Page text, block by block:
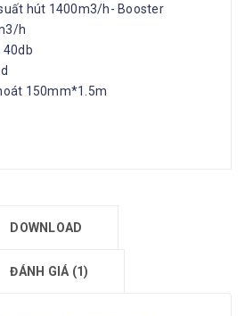
hút 1400m3/h- Booster
h
40db
150mm*1.5m
DOWNLOAD
ĐÁNH GIÁ (1)